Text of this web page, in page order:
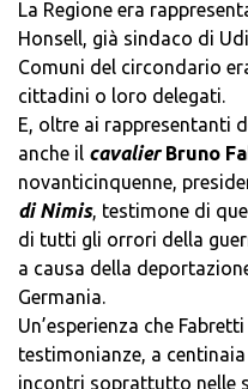
La Regione era
Honsell, già sindaco di
Comuni del circondario
cittadini o loro delegati.
E, oltre ai rappresentanti
anche il cavalierBruno
novanticinquenne,
di Nimis, testimone di
di tutti gli orrori della
a causa della
Germania.
Un’esperienza che
testimonianze, a
incontri soprattutto nelle